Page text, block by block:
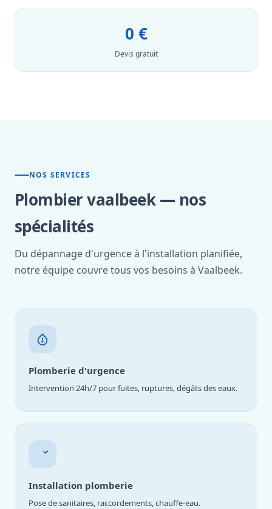
0 €
Devis gratuit
NOS SERVICES
Plombier vaalbeek — nos
spécialités
Du dépannage d'urgence à l'installation planifiée,
notre équipe couvre tous vos besoins à Vaalbeek.
Plomberie d'urgence
Intervention 24h/7 pour fuites, ruptures, dégâts des eaux.
Installation plomberie
Pose de sanitaires, raccordements, chauffe-eau.